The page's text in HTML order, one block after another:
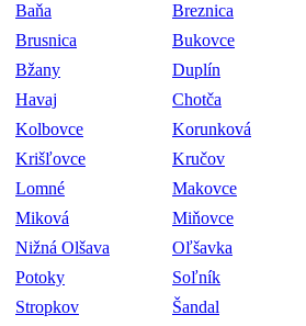
Baňa
Breznica
Brusnica
Bukovce
Bžany
Duplín
Havaj
Chotča
Kolbovce
Korunková
Krišľovce
Kručov
Lomné
Makovce
Miková
Miňovce
Nižná Olšava
Oľšavka
Potoky
Soľník
Stropkov
Šandal